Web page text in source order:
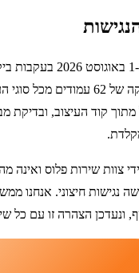
הצהרה זו עודכנה ב-1
הביקורת כללה בדיקה של 62
מתוך קוד העיצוב,
צוות שירות פלוס ואינה
נגישות חיצוני. אנחנו
ונעדכן הצהרה זו עם כל